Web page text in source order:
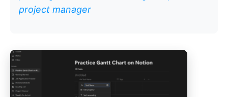
project manager